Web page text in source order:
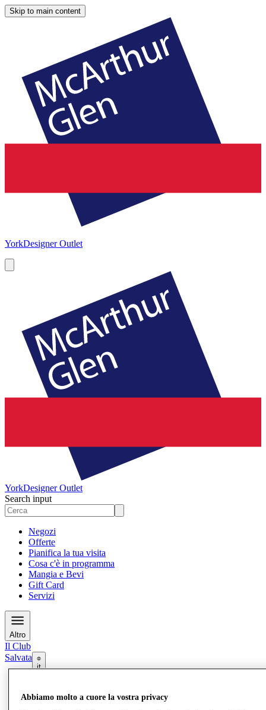
Skip to main content
YorkDesigner Outlet
YorkDesigner Outlet
Search input
Negozi
Offerte
Pianifica la tua visita
Cosa c'è in programma
Mangia e Bevi
Gift Card
Servizi
Altro
Il Club
Salvata
it
Offerte
Abbiamo molto a cuore la vostra privacy